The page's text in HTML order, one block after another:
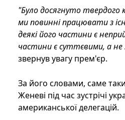
"Було досягнуто твердого
ми повинні працювати з
деякі його частини є
частини є суттєвими, а
звернув увагу прем'єр.
За його словами, саме
Женеві під час зустрічі
американської делегацій.